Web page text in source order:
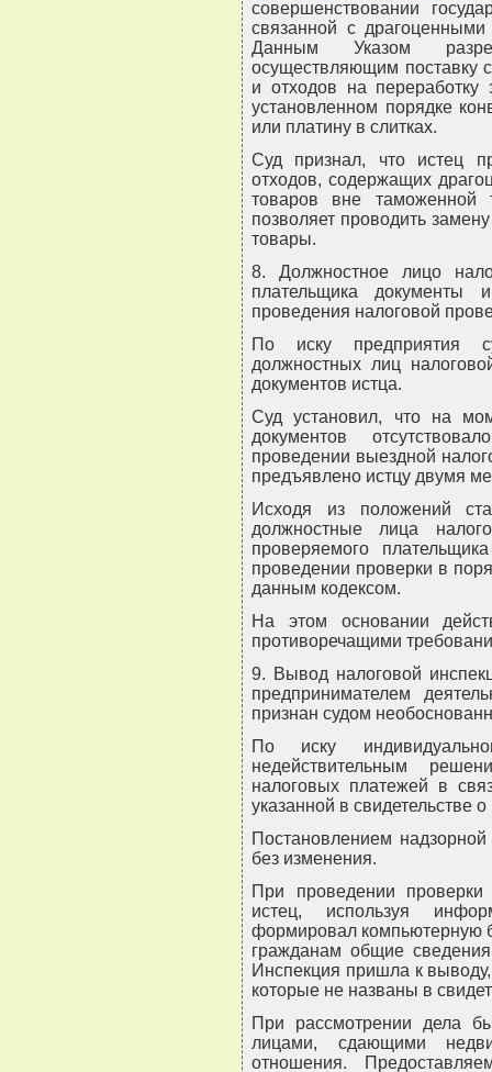
совершенствовании
связанной с
Данным Указом
осуществляющим поставку
и отходов на переработку
установленном порядке
или платину в слитках.
Суд признал, что истец
отходов, содержащих
товаров вне таможенной
позволяет проводить
товары.
8. Должностное лицо
плательщика
проведения налоговой
По иску предприятия
должностных лиц
документов истца.
Суд установил, что на
документов
проведении выездной
предъявлено истцу двумя
Исходя из положений
должностные лица
проверяемого
проведении проверки в
данным кодексом.
На этом основании
противоречащими
9. Вывод налоговой
предпринимателем
признан судом
По иску
недействительным
налоговых платежей в
указанной в свидетельстве
Постановлением
без изменения.
При проведении проверки
истец, используя
формировал компьютерную
гражданам общие
Инспекция пришла к выводу,
которые не названы в
При рассмотрении дела
лицами, сдающими
отношения.